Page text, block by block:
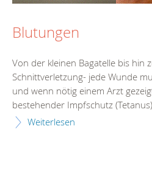
Blutungen
Von der kleinen Bagatelle bis hin
Schnittverletzung- jede Wunde
und wenn nötig einem Arzt
bestehender Impfschutz (Tetanus)
Weiterlesen